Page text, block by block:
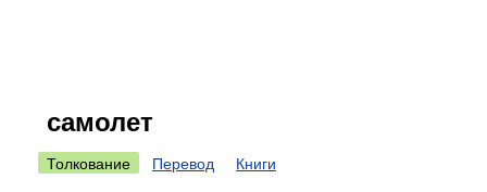
самолет
Толкование Перевод Книги